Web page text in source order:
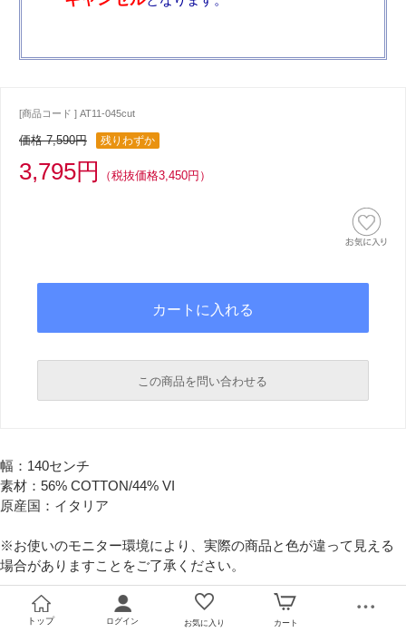
[商品コード ] AT11-045cut
価格 7,590円 残りわずか
3,795円 （税抜価格3,450円）
この商品を問い合わせる
幅：140センチ
素材：56% COTTON/44% VI
原産国：イタリア
※お使いのモニター環境により、実際の商品と色が違って見える
場合がありますことをご了承ください。
トップ ログイン お気に入り カート